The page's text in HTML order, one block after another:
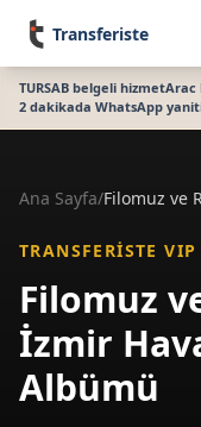
Transferiste
TURSAB belgeli hizmetArac
2 dakikada WhatsApp
Ana Sayfa/Filomuz ve
TRANSFERISTE VIP
Filomuz
İzmir
Albümü